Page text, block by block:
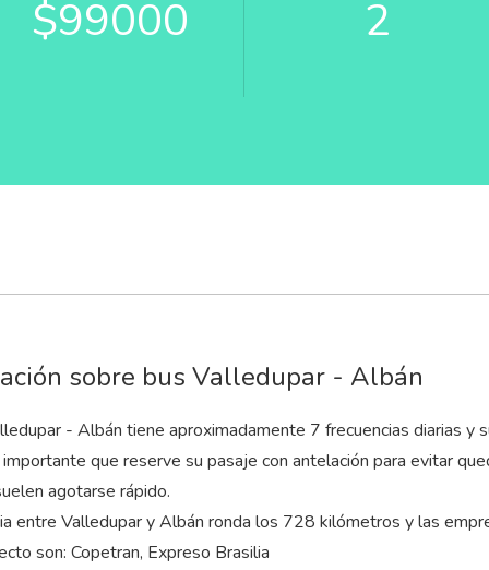
$99000 2
sobre bus Valledupar - Albán
- Albán tiene aproximadamente 7 frecuencias diarias y
importante que reserve su pasaje con antelación para evitar
agotarse rápido.
entre Valledupar y Albán ronda los 728 kilómetros y las
son: Copetran, Expreso Brasilia